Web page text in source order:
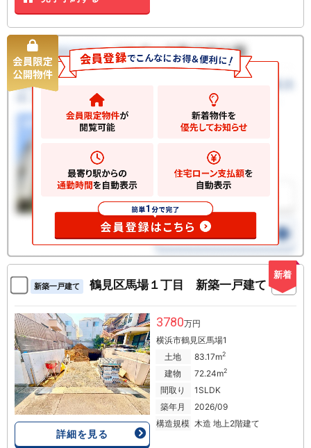
新着
新築一戸建て 鶴見区馬場１丁目 新築一戸建て
詳細を見る
3780万円
横浜市鶴見区馬場1
土地
83.17m2
建物 72.24m2
間取り
1SLDK
築年月
2026/09
構造規模 木造 地上2階建て